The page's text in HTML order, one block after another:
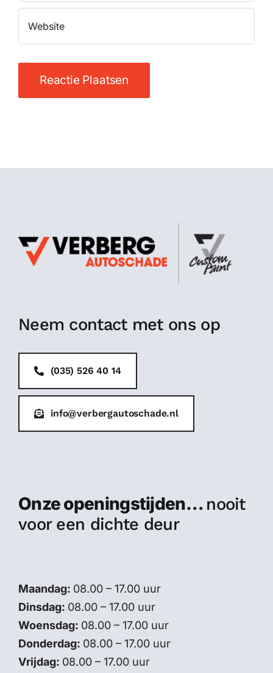
Neem contact met ons op
(035) 526 40 14
info@verbergautoschade.nl
Onze openingstijden… nooit
voor een dichte deur
Maandag: 08.00 – 17.00 uur
Dinsdag: 08.00 – 17.00 uur
Woensdag: 08.00 – 17.00 uur
Donderdag: 08.00 – 17.00 uur
Vrijdag: 08.00 – 17.00 uur